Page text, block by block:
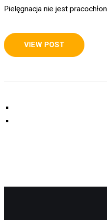
Pielęgnacja nie jest
VIEW POST